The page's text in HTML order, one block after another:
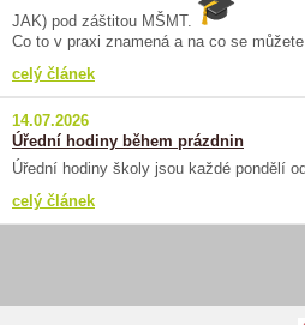
JAK) pod záštitou MŠMT.
Co to v praxi znamená a na co se
celý článek
14.07.2026
Úřední hodiny během prázdnin
Úřední hodiny školy jsou každé pondělí od
celý článek